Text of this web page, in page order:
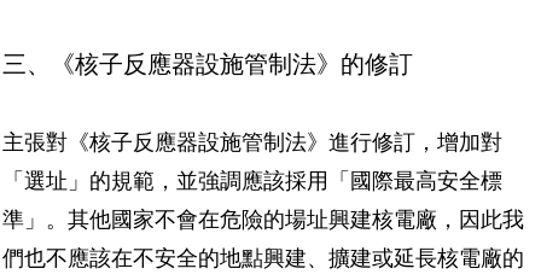
三、《核子反應器設施管制法》的修訂
主張對《核子反應器設施管制法》進行修訂，增加對
「選址」的規範，並強調應該採用「國際最高安全標
準」。其他國家不會在危險的場址興建核電廠，因此我
們也不應該在不安全的地點興建、擴建或延長核電廠的